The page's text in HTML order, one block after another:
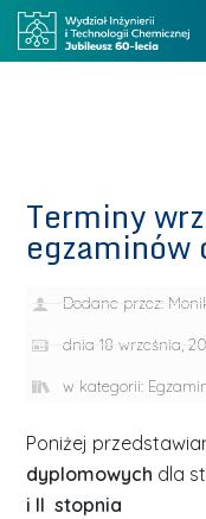
Terminy
egzaminów
Dodane przez:
dnia 18 września,
w kategorii:
Poniżej
dyplomowych dla
i II stopnia